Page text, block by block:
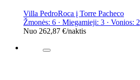
Villa PedroRoca į Torre Pacheco
Žmonės: 6 · Miegamieji: 3 · Vonios: 2
Nuo 262,87 €/naktis